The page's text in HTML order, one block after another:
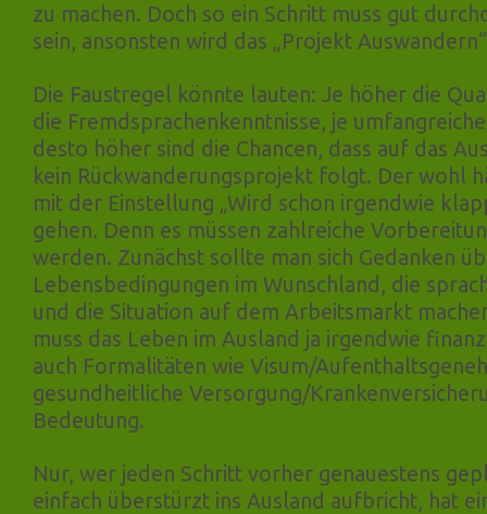
zu machen. Doch so ein Schritt muss gut
sein, ansonsten wird das „Projekt
Die Faustregel könnte lauten: Je höher die
die Fremdsprachenkenntnisse, je
desto höher sind die Chancen, dass auf das
kein Rückwanderungsprojekt folgt. Der wohl
mit der Einstellung „Wird schon irgendwie
gehen. Denn es müssen zahlreiche
werden. Zunächst sollte man sich Gedanken
Lebensbedingungen im Wunschland, die
und die Situation auf dem Arbeitsmarkt
muss das Leben im Ausland ja irgendwie
auch Formalitäten wie Visum/
gesundheitliche Versorgung/
Bedeutung.
Nur, wer jeden Schritt vorher genauestens
einfach überstürzt ins Ausland aufbricht, hat